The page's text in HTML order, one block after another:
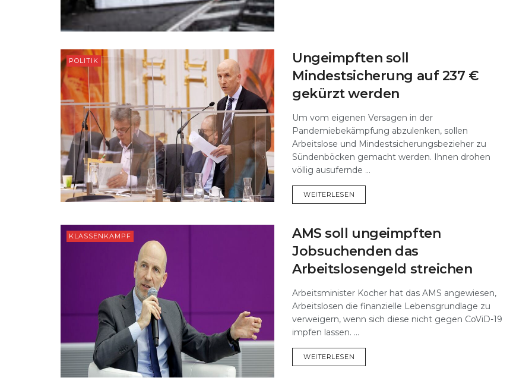
POLITIK
Ungeimpften soll
Mindestsicherung auf 237 €
gekürzt werden
Um vom eigenen Versagen in der
Pandemiebekämpfung abzulenken, sollen
Arbeitslose und Mindestsicherungsbezieher zu
Sündenböcken gemacht werden. Ihnen drohen
völlig ausufernde ...
WEITERLESEN
KLASSENKAMPF
AMS soll ungeimpften
Jobsuchenden das
Arbeitslosengeld streichen
Arbeitsminister Kocher hat das AMS angewiesen,
Arbeitslosen die finanzielle Lebensgrundlage zu
verweigern, wenn sich diese nicht gegen CoViD-19
impfen lassen. ...
WEITERLESEN